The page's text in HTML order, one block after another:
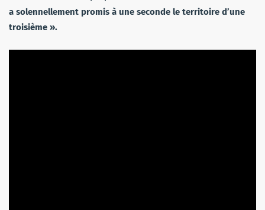
a solennellement promis à une seconde le territoire d’une
troisième ».